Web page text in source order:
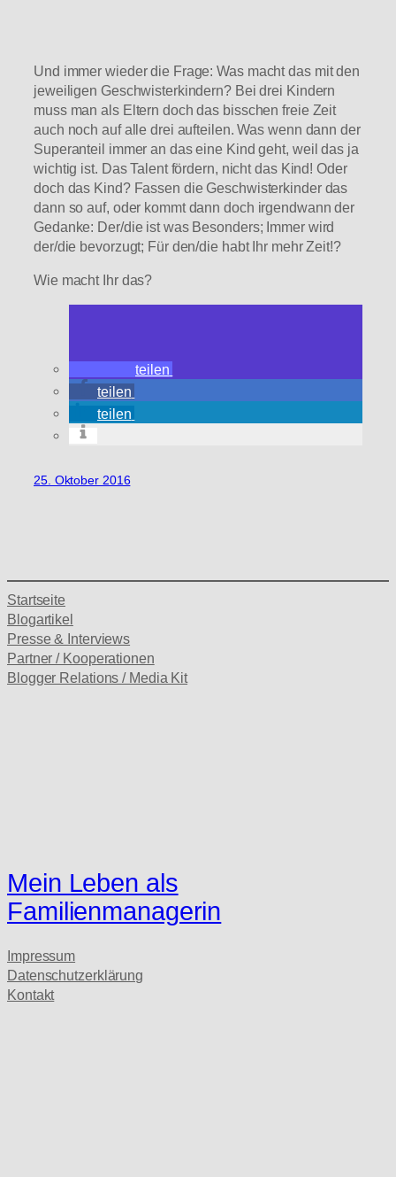
Und immer wieder die Frage: Was macht das mit den
jeweiligen Geschwisterkindern? Bei drei Kindern
muss man als Eltern doch das bisschen freie Zeit
auch noch auf alle drei aufteilen. Was wenn dann der
Superanteil immer an das eine Kind geht, weil das ja
wichtig ist. Das Talent fördern, nicht das Kind! Oder
doch das Kind? Fassen die Geschwisterkinder das
dann so auf, oder kommt dann doch irgendwann der
Gedanke: Der/die ist was Besonders; Immer wird
der/die bevorzugt; Für den/die habt Ihr mehr Zeit!?
Wie macht Ihr das?
teilen
teilen
teilen
25. Oktober 2016
Startseite
Blogartikel
Presse & Interviews
Partner / Kooperationen
Blogger Relations / Media Kit
Mein Leben als
Familienmanagerin
Impressum
Datenschutzerklärung
Kontakt